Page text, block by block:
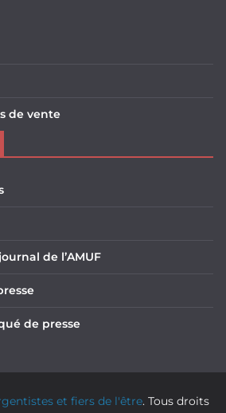
de vente
de l’AMUF
de presse
et fiers de l'être. Tous droits